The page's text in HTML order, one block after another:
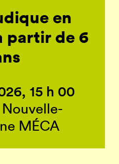
en
partir de 6
15 h 00
MÉCA